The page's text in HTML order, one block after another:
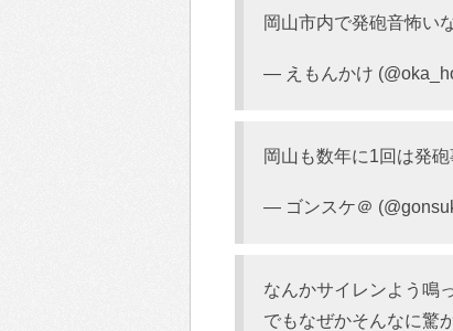
岡山市内で発砲音怖い
— えもんかけ
岡山も数年に1回は発
— ゴンスケ＠
なんかサイレンよう鳴
でもなぜかそんなに驚